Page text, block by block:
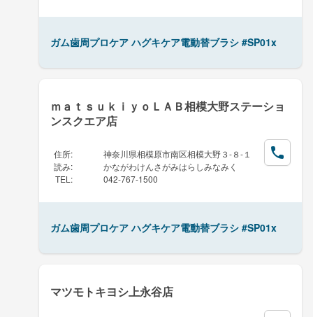
ガム歯周プロケア ハグキケア電動替ブラシ #SP01x
ｍａｔｓｕｋｉｙｏＬＡＢ相模大野ステーショ
ンスクエア店
住所:
神奈川県相模原市南区相模大野３-８-１
読み:
かながわけんさがみはらしみなみく
TEL : 042-767-1500
ガム歯周プロケア ハグキケア電動替ブラシ #SP01x
マツモトキヨシ上永谷店